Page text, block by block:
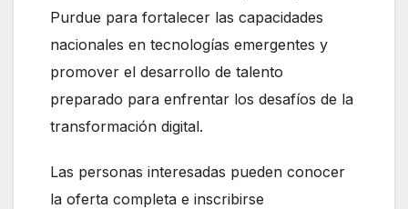
Purdue para fortalecer las capacidades
nacionales en tecnologías emergentes y
promover el desarrollo de talento
preparado para enfrentar los desafíos de la
transformación digital.
Las personas interesadas pueden conocer
la oferta completa e inscribirse